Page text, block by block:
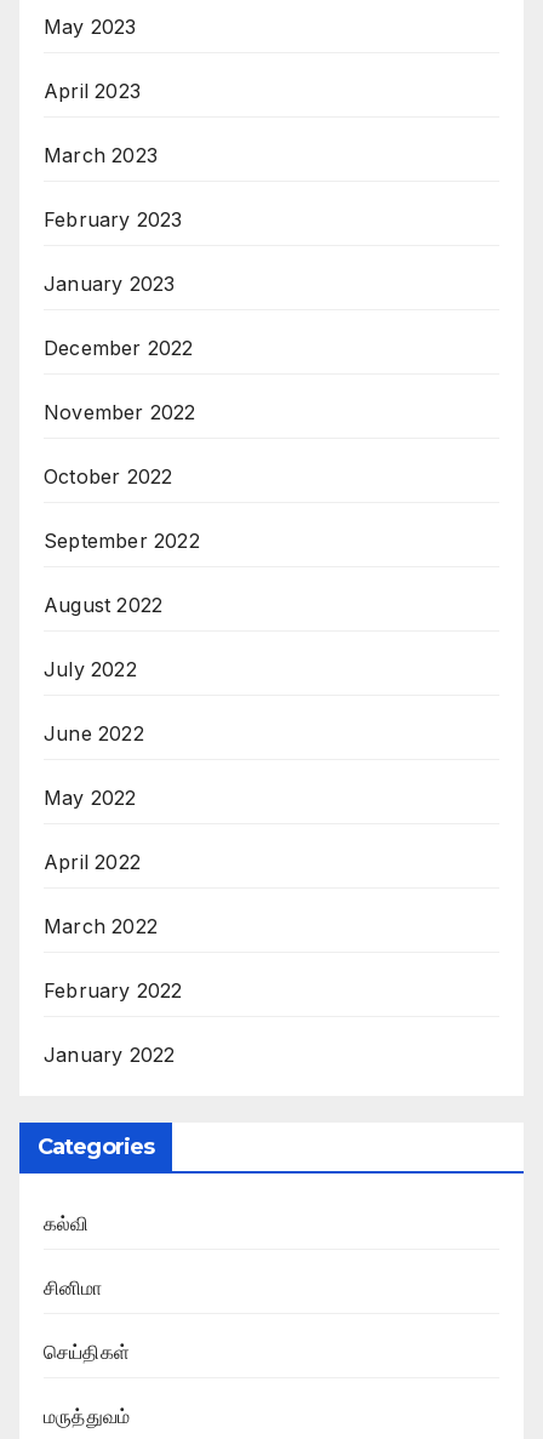
May 2023
April 2023
March 2023
February 2023
January 2023
December 2022
November 2022
October 2022
September 2022
August 2022
July 2022
June 2022
May 2022
April 2022
March 2022
February 2022
January 2022
Categories
கல்வி
சினிமா
செய்திகள்
மருத்துவம்